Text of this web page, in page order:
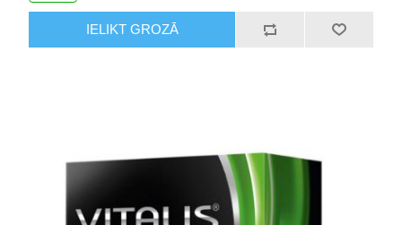
IELIKT GROZĀ